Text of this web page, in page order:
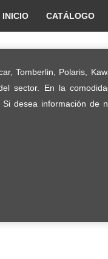
INICIO CATÁLOGO
Tomberlin, Polaris,
sector. En la
desea información de